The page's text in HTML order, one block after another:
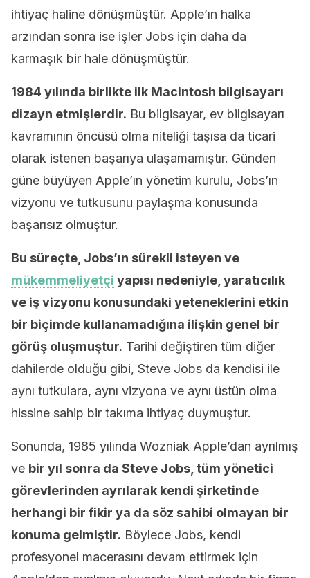
ihtiyaç haline dönüşmüştür. Apple’ın halka
arzından sonra ise işler Jobs için daha da
karmaşık bir hale dönüşmüştür.
1984 yılında birlikte ilk Macintosh bilgisayarı
dizayn etmişlerdir. Bu bilgisayar, ev bilgisayarı
kavramının öncüsü olma niteliği taşısa da ticari
olarak istenen başarıya ulaşamamıştır. Günden
güne büyüyen Apple’ın yönetim kurulu, Jobs’ın
vizyonu ve tutkusunu paylaşma konusunda
başarısız olmuştur.
Bu süreçte, Jobs’ın sürekli isteyen ve
mükemmeliyetçi yapısı nedeniyle, yaratıcılık
ve iş vizyonu konusundaki yeteneklerini etkin
bir biçimde kullanamadığına ilişkin genel bir
görüş oluşmuştur. Tarihi değiştiren tüm diğer
dahilerde olduğu gibi, Steve Jobs da kendisi ile
aynı tutkulara, aynı vizyona ve aynı üstün olma
hissine sahip bir takıma ihtiyaç duymuştur.
Sonunda, 1985 yılında Wozniak Apple’dan ayrılmış
ve bir yıl sonra da Steve Jobs, tüm yönetici
görevlerinden ayrılarak kendi şirketinde
herhangi bir fikir ya da söz sahibi olmayan bir
konuma gelmiştir. Böylece Jobs, kendi
profesyonel macerasını devam ettirmek için